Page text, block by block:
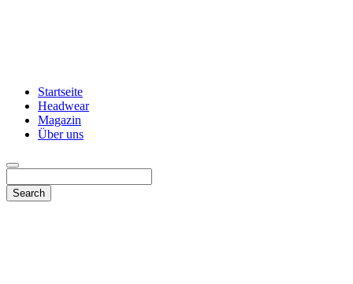
Startseite
Headwear
Magazin
Über uns